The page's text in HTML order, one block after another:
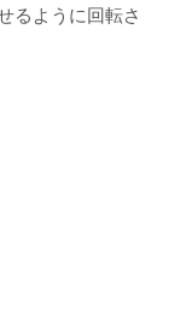
るように回転さ